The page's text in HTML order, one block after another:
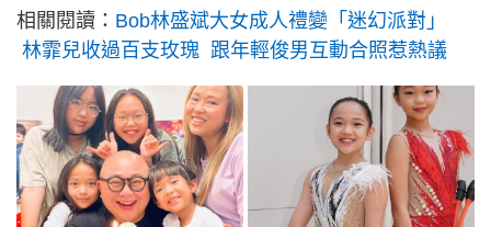
相關閱讀： Bob林盛斌大女成人禮變「迷幻派對」
林霏兒收過百支玫瑰 跟年輕俊男互動合照惹熱議